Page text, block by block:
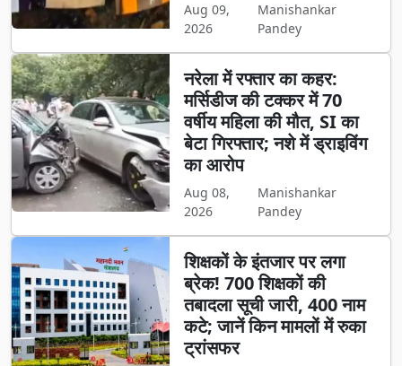
Aug 09,
2026
Manishankar
Pandey
नरेला में रफ्तार का कहर:
मर्सिडीज की टक्कर में 70
वर्षीय महिला की मौत, SI का
बेटा गिरफ्तार; नशे में ड्राइविंग
का आरोप
Aug 08,
2026
Manishankar
Pandey
शिक्षकों के इंतजार पर लगा
ब्रेक! 700 शिक्षकों की
तबादला सूची जारी, 400 नाम
कटे; जानें किन मामलों में रुका
ट्रांसफर